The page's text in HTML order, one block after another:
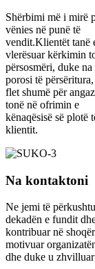
Shërbimi më i mirë
vënies në punë të
vendit.Klientët tanë
vlerësuar kërkimin
përsosmëri, duke na
porosi të
flet shumë për
tonë në ofrimin e
kënaqësisë së plotë
klientit.
Na kontaktoni
Ne jemi të
dekadën e fundit
kontribuar në
motivuar
dhe duke u